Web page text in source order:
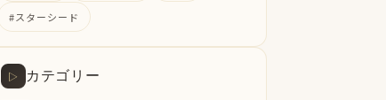
#スターシード
▷ カテゴリー